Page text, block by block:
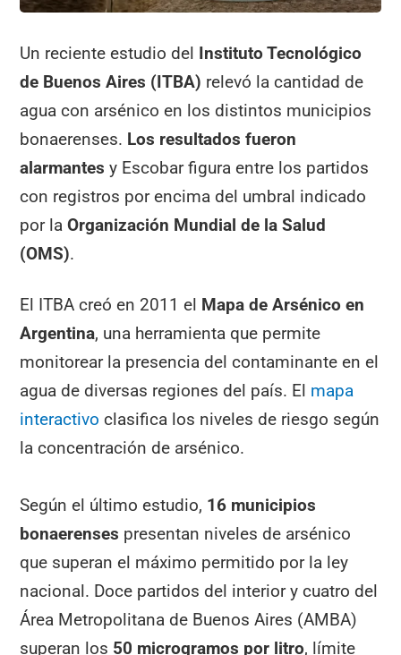
Un reciente estudio del Instituto Tecnológico
de Buenos Aires (ITBA) relevó la cantidad de
agua con arsénico en los distintos municipios
bonaerenses. Los resultados fueron
alarmantes y Escobar figura entre los partidos
con registros por encima del umbral indicado
por laOrganización Mundial de la Salud
(OMS).
El ITBA creó en 2011 el Mapa de Arsénico en
Argentina, una herramienta que permite
monitorear la presencia del contaminante en el
agua de diversas regiones del país. El mapa
interactivo clasifica los niveles de riesgo según
la concentración de arsénico.
Según el último estudio, 16 municipios
bonaerenses presentan niveles de arsénico
que superan el máximo permitido por la ley
nacional. Doce partidos del interior y cuatro del
Área Metropolitana de Buenos Aires (AMBA)
superan los 50 microgramos por litro, límite